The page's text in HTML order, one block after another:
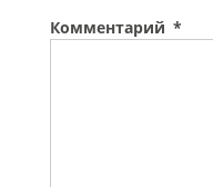
Комментарий *